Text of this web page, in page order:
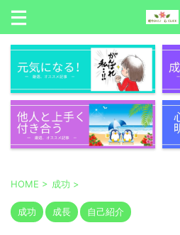
HOME > 成功 >
成功 成長 自己紹介